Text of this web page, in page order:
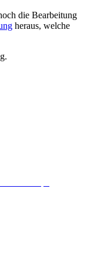
die Bearbeitung
heraus, welche